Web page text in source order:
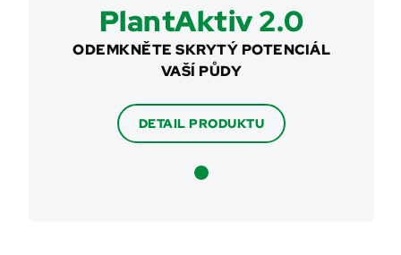
PlantAktiv 2.0
ODEMKNĚTE SKRYTÝ POTENCIÁL
VAŠÍ PŮDY
DETAIL PRODUKTU